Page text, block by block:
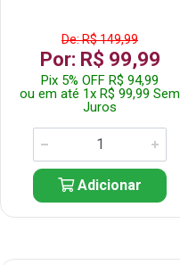
De: R$ 149,99
Por: R$ 99,99
Pix 5% OFF R$ 94,99
ou em até 1x R$ 99,99 Sem
Juros
Adicionar